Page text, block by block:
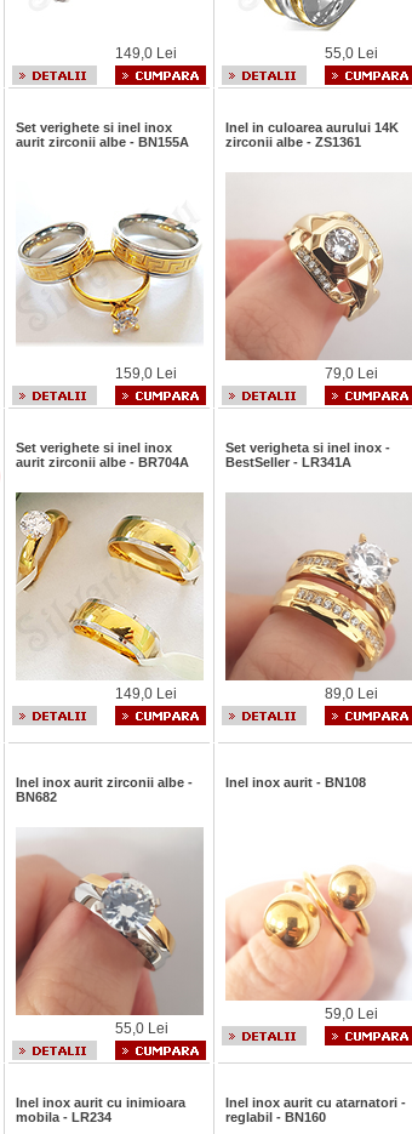
149,0 Lei 55,0 Lei
Set verighete si inel inox
aurit zirconii albe - BN155A
159,0 Lei
Inel in culoarea aurului 14K
zirconii albe - ZS1361
79,0 Lei
Set verighete si inel inox
aurit zirconii albe - BR704A
149,0 Lei
Set verigheta si inel inox -
BestSeller - LR341A
89,0 Lei
Inel inox aurit zirconii albe -
BN682
55,0 Lei
Inel inox aurit - BN108
59,0 Lei
Inel inox aurit cu inimioara
mobila - LR234
Inel inox aurit cu atarnatori -
reglabil - BN160